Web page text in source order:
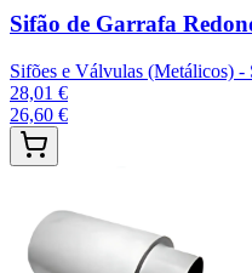
Sifão de Garrafa
Sifões e Válvulas (Metálicos) -
28,01 €
26,60 €